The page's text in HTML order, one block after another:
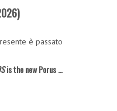
è passato
is the new Porus …